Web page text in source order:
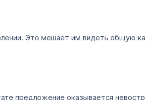
Это мешает им видеть общую
предложение оказывается